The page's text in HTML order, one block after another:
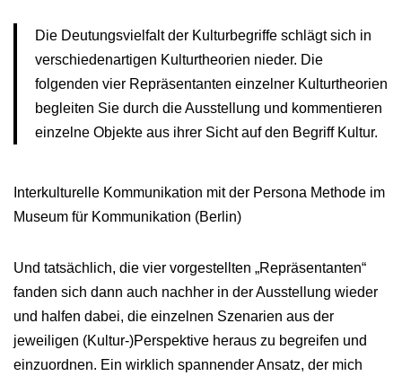
Die Deutungsvielfalt der Kulturbegriffe schlägt sich in
verschiedenartigen Kulturtheorien nieder. Die
folgenden vier Repräsentanten einzelner Kulturtheorien
begleiten Sie durch die Ausstellung und kommentieren
einzelne Objekte aus ihrer Sicht auf den Begriff Kultur.
Interkulturelle Kommunikation mit der Persona Methode im
Museum für Kommunikation (Berlin)
Und tatsächlich, die vier vorgestellten „Repräsentanten“
fanden sich dann auch nachher in der Ausstellung wieder
und halfen dabei, die einzelnen Szenarien aus der
jeweiligen (Kultur-)Perspektive heraus zu begreifen und
einzuordnen. Ein wirklich spannender Ansatz, der mich